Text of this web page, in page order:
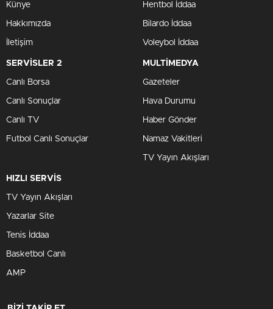
Künye
Hakkımızda
İletişim
Hentbol İddaa
Bilardo İddaa
Voleybol İddaa
SERVİSLER 2
Canlı Borsa
Canlı Sonuçlar
Canlı TV
Futbol Canlı Sonuçlar
MULTİMEDYA
Gazeteler
Hava Durumu
Haber Gönder
Namaz Vakitleri
TV Yayın Akışları
HIZLI SERVİS
TV Yayın Akışları
Yazarlar Site
Tenis İddaa
Basketbol Canlı
AMP